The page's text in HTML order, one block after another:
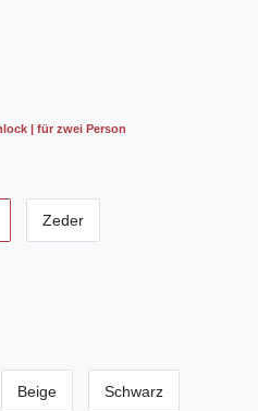
| für zwei Person
Zeder
Beige Schwarz